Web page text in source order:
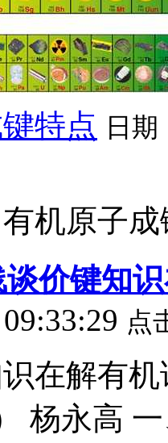
特点 日期
机原子
谈价键知
点
在解有
） 杨永高